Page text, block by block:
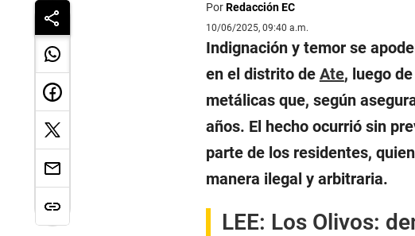
PorRedacción EC
10/06/2025, 09:40 a.m.
Indignación y temor se
en el distrito de Ate, luego
metálicas que, según
años. El hecho ocurrió sin
parte de los residentes,
manera ilegal y arbitraria.
LEE: Los Olivos: